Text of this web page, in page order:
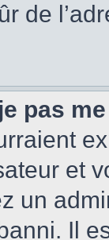
de
pas
et
un
Il